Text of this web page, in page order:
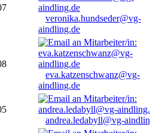
veronika.hundseder@vg-
aindling.de
eva.katzenschwanz@vg-
aindling.de
andrea.ledabyll@vg-